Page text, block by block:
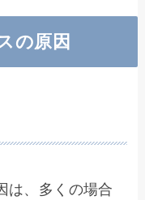
の原因
は、多くの場合